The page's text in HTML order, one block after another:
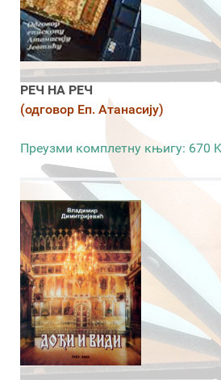
РЕЧ НА РЕЧ
(одговор Еп. Атанасију)
Преузми комплетну књигу: 670